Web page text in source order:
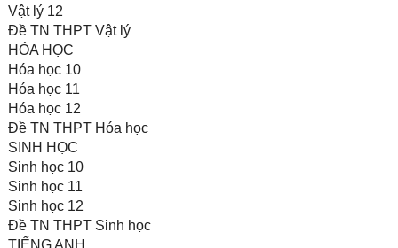
Vật lý 12
Đề TN THPT Vật lý
HÓA HỌC
Hóa học 10
Hóa học 11
Hóa học 12
Đề TN THPT Hóa học
SINH HỌC
Sinh học 10
Sinh học 11
Sinh học 12
Đề TN THPT Sinh học
TIẾNG ANH